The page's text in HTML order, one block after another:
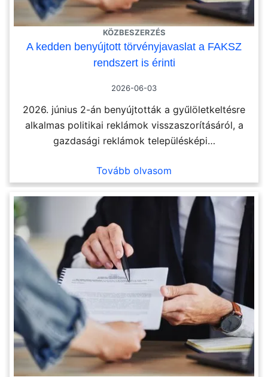
KÖZBESZERZÉS
A kedden benyújtott törvényjavaslat a FAKSZ
rendszert is érinti
2026-06-03
2026. június 2-án benyújtották a gyűlöletkeltésre
alkalmas politikai reklámok visszaszorításáról, a
gazdasági reklámok településképi…
Tovább olvasom